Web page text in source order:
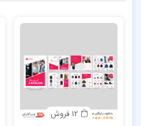
12 فروش